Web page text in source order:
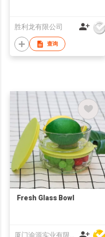
胜利龙有限公司
查询
Fresh Glass Bowl